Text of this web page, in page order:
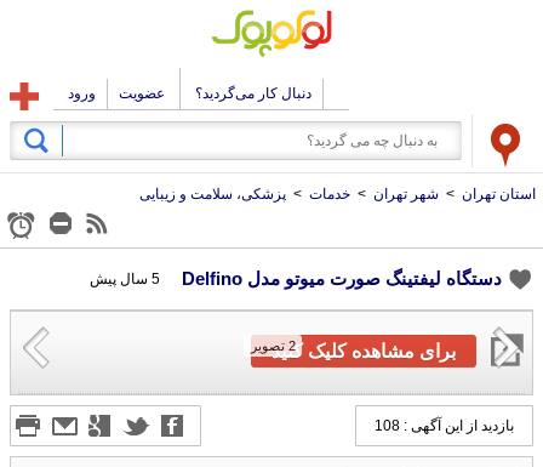
دنبال کار می‌گردید؟ عضویت ورود
استان تهران > شهر تهران > خدمات > پزشکی، سلامت و زیبایی
دستگاه لیفتینگ صورت میوتو مدل Delfino 5 سال پیش
2 تصویربرای مشاهده کلیک کنید
بازدید از این آگهی : 108